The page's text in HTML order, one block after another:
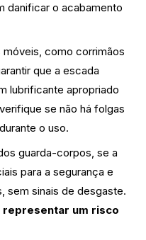
danificar o acabamento
como corrimãos
que a escada
lubrificante apropriado
se não há folgas
o uso.
guarda-corpos, se a
para a segurança e
sem sinais de desgaste.
um risco